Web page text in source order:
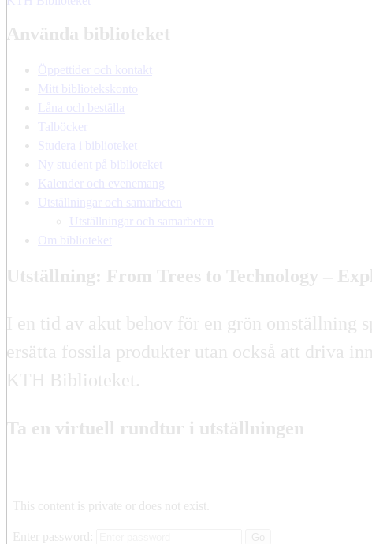
Använda biblioteket
Öppettider och kontakt
Mitt bibliotekskonto
Låna och beställa
Talböcker
Studera i biblioteket
Ny student på biblioteket
Kalender och evenemang
Utställningar och samarbeten
Utställningar och samarbeten
Om biblioteket
Utställning: From Trees to Technology –
I en tid av akut behov för en grön omställning
ersätta fossila produkter utan också att driva
KTH Biblioteket.
Ta en virtuell rundtur i utställningen